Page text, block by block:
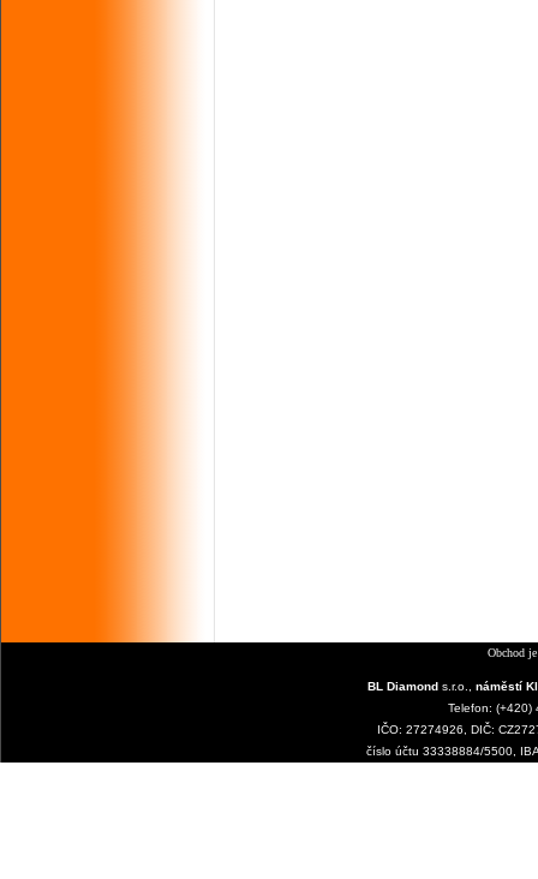
Obchod
BL Diamonds.r.o., náměstí
Telefon: (+420)
IČO: 27274926, DIČ:
číslo účtu 33338884/5500,